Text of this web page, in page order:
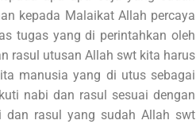
kepada Malaikat Allah percaya
tugas yang di perintahkan oleh
rasul utusan Allah swt kita harus
manusia yang di utus sebagai
nabi dan rasul sesuai dengan
dan rasul yang sudah Allah swt